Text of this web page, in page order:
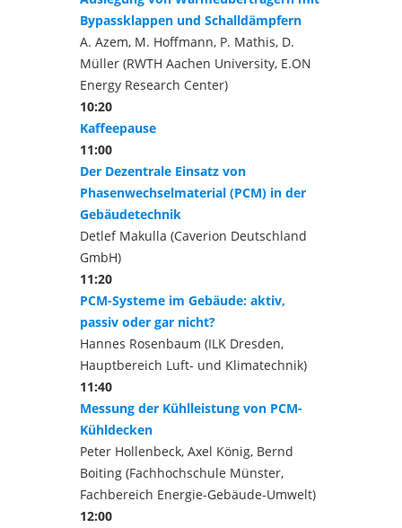
Bypassklappen und Schalldämpfern
A. Azem, M. Hoffmann, P. Mathis, D.
Müller (RWTH Aachen University, E.ON
Energy Research Center)
10:20
Kaffeepause
11:00
Der Dezentrale Einsatz von
Phasenwechselmaterial (PCM) in der
Gebäudetechnik
Detlef Makulla (Caverion Deutschland
GmbH)
11:20
PCM-Systeme im Gebäude: aktiv,
passiv oder gar nicht?
Hannes Rosenbaum (ILK Dresden,
Hauptbereich Luft- und Klimatechnik)
11:40
Messung der Kühlleistung von PCM-
Kühldecken
Peter Hollenbeck, Axel König, Bernd
Boiting (Fachhochschule Münster,
Fachbereich Energie-Gebäude-Umwelt)
12:00